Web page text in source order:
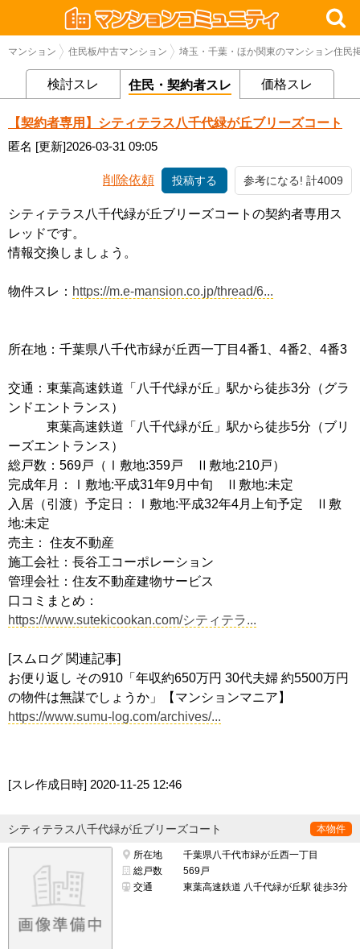
マンション 住民板/中古マンション 埼玉・千葉・ほか関東のマンション住民
検討スレ 住民・契約者スレ 価格スレ
【契約者専用】シティテラス八千代緑が丘ブリーズコート
匿名 [更新]2026-03-31 09:05
削除依頼 投稿する 参考になる! 計4009
シティテラス八千代緑が丘ブリーズコートの契約者専用ス
レッドです。
情報交換しましょう。
物件スレ： https://m.e-mansion.co.jp/thread/6...
所在地：千葉県八千代市緑が丘西一丁目4番1、4番2、4番3
交通：東葉高速鉄道「八千代緑が丘」駅から徒歩3分（グラ
ンドエントランス）
東葉高速鉄道「八千代緑が丘」駅から徒歩5分（ブリ
ーズエントランス）
総戸数：569戸（Ⅰ敷地:359戸 Ⅱ敷地:210戸）
完成年月：Ⅰ敷地:平成31年9月中旬 Ⅱ敷地:未定
入居（引渡）予定日：Ⅰ敷地:平成32年4月上旬予定 Ⅱ敷
地:未定
売主： 住友不動産
施工会社：長谷工コーポレーション
管理会社：住友不動産建物サービス
口コミまとめ：
https://www.sutekicookan.com/シティテラ...
[スムログ 関連記事]
お便り返し その910「年収約650万円 30代夫婦 約5500万円
の物件は無謀でしょうか」【マンションマニア】
https://www.sumu-log.com/archives/...
[スレ作成日時] 2020-11-25 12:46
シティテラス八千代緑が丘ブリーズコート 本物件
所在地
千葉県八千代市緑が丘西一丁目
総戸数
569戸
交通
東葉高速鉄道 八千代緑が丘駅 徒歩3分